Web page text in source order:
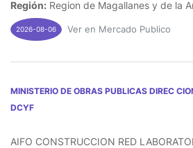
Región: Region de Magallanes y de la
2026-08-06 Ver en Mercado Publico
MINISTERIO DE OBRAS PUBLICAS DIREC
DCYF
AIFO CONSTRUCCION RED